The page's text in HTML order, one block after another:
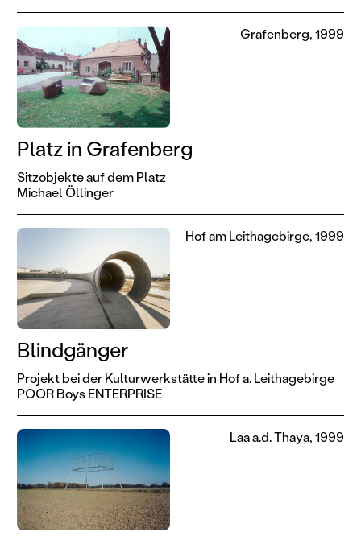
Platz in Grafenberg
Sitzobjekte auf dem Platz
Michael Öllinger
Grafenberg, 1999
Blindgänger
Projekt bei der Kulturwerkstätte in Hof a. Leithagebirge
POOR Boys ENTERPRISE
Hof am Leithagebirge, 1999
Laa a.d. Thaya, 1999